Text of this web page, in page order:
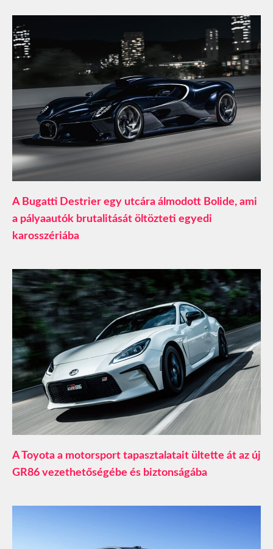
A Bugatti Destrier egy utcára álmodott Bolide, ami
a pályaautók brutalitását öltözteti egyedi
karosszériába
A Toyota a motorsport tapasztalatait ültette át az új
GR86 vezethetőségébe és biztonságába